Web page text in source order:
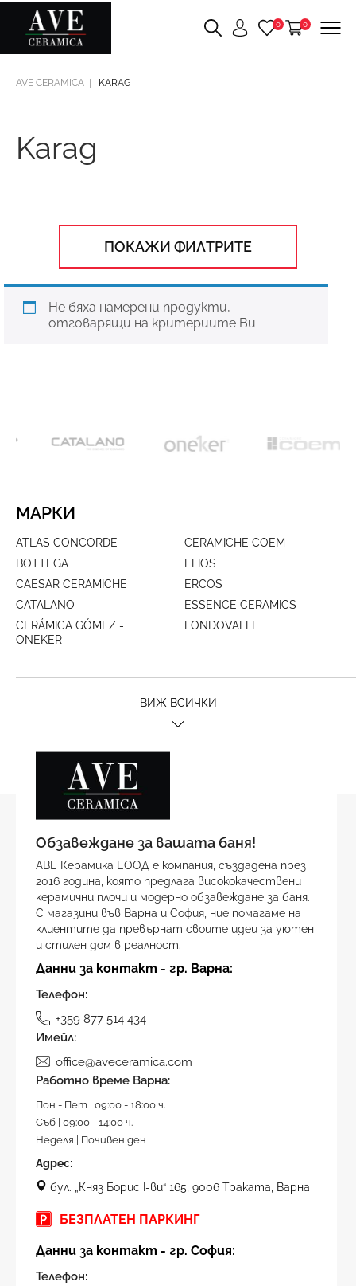
0 0
AVE CERAMICA KARAG
Karag
ПОКАЖИ ФИЛТРИТЕ
Не бяха намерени продукти,
отговарящи на критериите Ви.
МАРКИ
ATLAS CONCORDE
BOTTEGA
CAESAR CERAMICHE
CATALANO
CERÁMICA GÓMEZ -
ONEKER
CERAMICHE COEM
ELIOS
ERCOS
ESSENCE CERAMICS
FONDOVALLE
ВИЖ ВСИЧКИ
Обзавеждане за вашата баня!
АВЕ Керамика ЕООД е компания, създадена през
2016 година, която предлага висококачествени
керамични плочи и модерно обзавеждане за баня.
С магазини във Варна и София, ние помагаме на
клиентите да превърнат своите идеи за уютен
и стилен дом в реалност.
Данни за контакт - гр. Варна:
Телефон:
+359 877 514 434
Имейл:
office@aveceramica.com
Работно време Варна:
Пон - Пет | 09:00 - 18:00 ч.
Съб | 09:00 - 14:00 ч.
Неделя | Почивен ден
Адрес:
бул. „Княз Борис I-ви“ 165, 9006 Траката, Варна
БЕЗПЛАТЕН ПАРКИНГ
Данни за контакт - гр. София:
Телефон: